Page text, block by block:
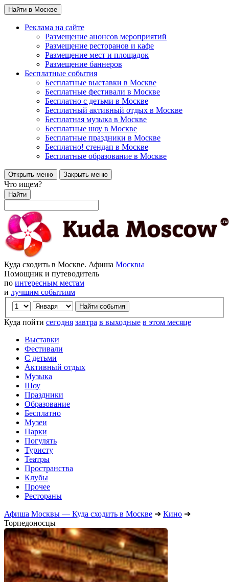
Найти в Москве
Реклама на сайте
Размещение анонсов мероприятий
Размещение ресторанов и кафе
Размещение мест и площадок
Размещение баннеров
Бесплатные события
Бесплатные выставки в Москве
Бесплатные фестивали в Москве
Бесплатно с детьми в Москве
Бесплатный активный отдых в Москве
Бесплатная музыка в Москве
Бесплатные шоу в Москве
Бесплатные праздники в Москве
Бесплатно! стендап в Москве
Бесплатные образование в Москве
Открыть меню Закрыть меню
Что ищем?
Найти
Куда сходить в Москве. Афиша Москвы
Помощник и путеводитель
по интересным местам
и лучшим событиям
Куда пойти сегодня завтра в выходные в этом месяце
Выставки
Фестивали
С детьми
Активный отдых
Музыка
Шоу
Праздники
Образование
Бесплатно
Музеи
Парки
Погулять
Туристу
Театры
Пространства
Клубы
Прочее
Рестораны
Афиша Москвы — Куда сходить в Москве ➔ Кино ➔
Торпедоносцы